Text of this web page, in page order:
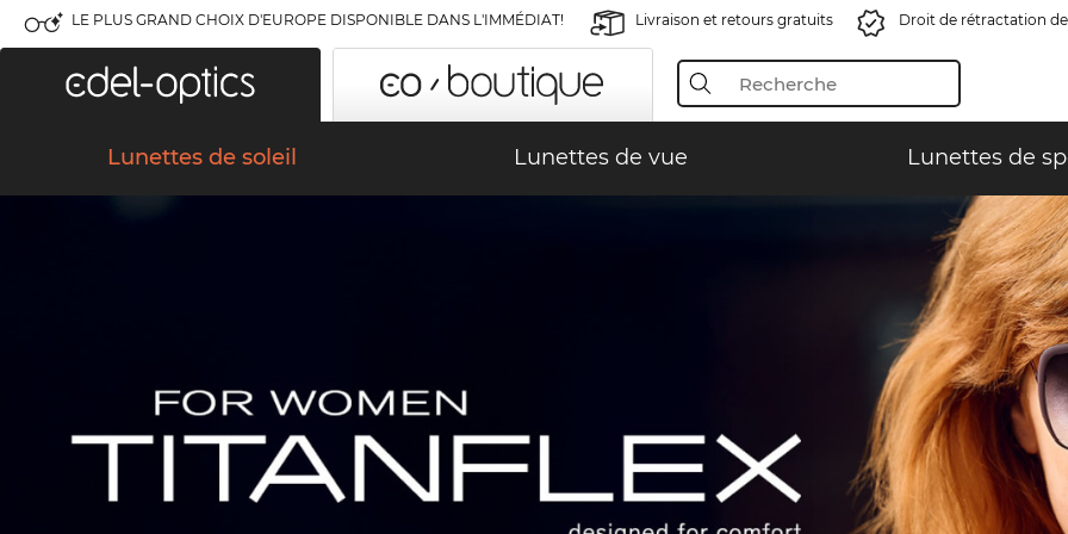
LE PLUS GRAND CHOIX D'EUROPE DISPONIBLE DANS L'IMMÉDIAT! Livraison et retours gratuits Droit de rétractation
Lunettes de soleil Lunettes de vue Lunettes de